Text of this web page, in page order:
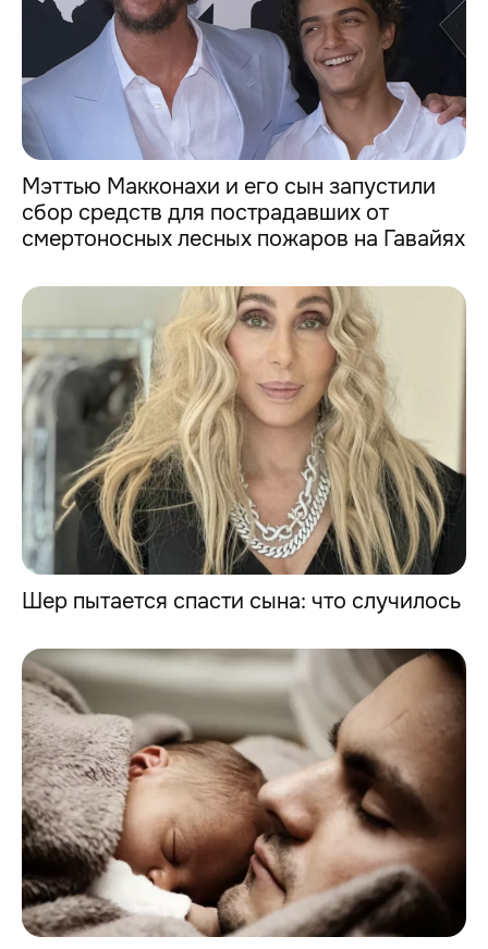
Мэттью Макконахи и его сын запустили
сбор средств для пострадавших от
смертоносных лесных пожаров на Гавайях
Шер пытается спасти сына: что случилось